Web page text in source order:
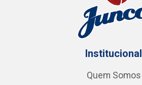
Institucional
Quem Somos